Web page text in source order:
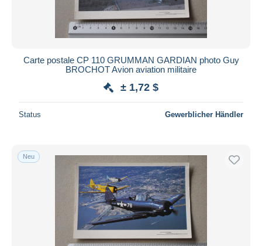
Carte postale CP 110 GRUMMAN GARDIAN photo Guy
BROCHOT Avion aviation militaire
± 1,72 $
Status Gewerblicher Händler
Neu